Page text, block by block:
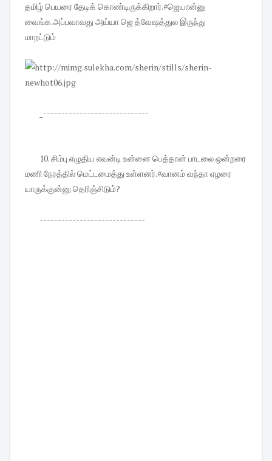
தமிழ் பெயரை தேடிக் கொண்டிருக்கிறார்.#ஜெயான்னு
வைங்க.அப்பவாவது அய்யா ஜெ த்வேஷத்துல இருந்து
மாறட்டும்
_-----------------------------
10. சிம்பு எழுதிய எவன்டி உன்னை பெத்தான் பாடலை ஒன்றரை
மணி நேரத்தில் மெட்டமைத்து உள்ளனர்.#வானம் வந்தா ஏழரை
யாருக்குன்னு தெரிஞ்சிடும்?
-----------------------------